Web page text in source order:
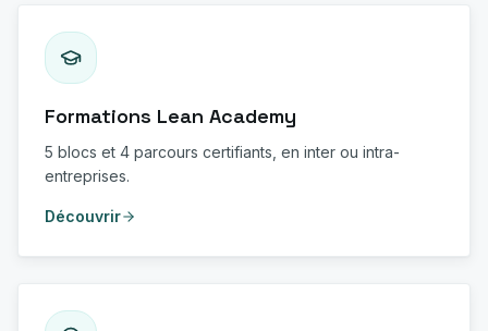
Formations Lean Academy
5 blocs et 4 parcours certifiants, en inter ou intra-
entreprises.
Découvrir